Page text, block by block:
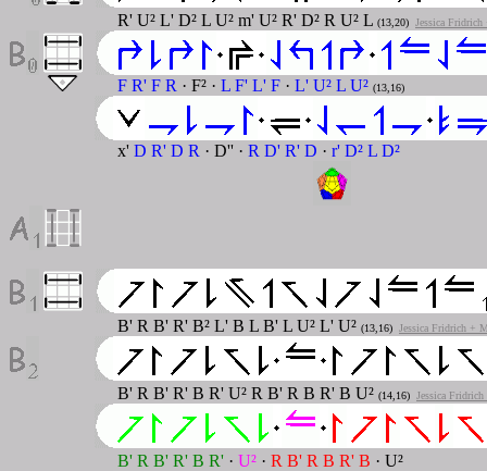
R' U² L' D² L U² m' U² R' D² R U² L (13,20) Jessica
F R' F R · F² · L F' L' F · L' U² L U² (13,16)
x' D R' D R · D'' · R D' R' D · r' D² L D²
B' R B' R' B² L' B L B' L U² L' U² (13,16) Jessica Fridrich +
B' R B' R' B R' U² R B' R B R' B U² (14,16) Jessica
B' R B' R' B R' · U² · R B' R B R' B · U²